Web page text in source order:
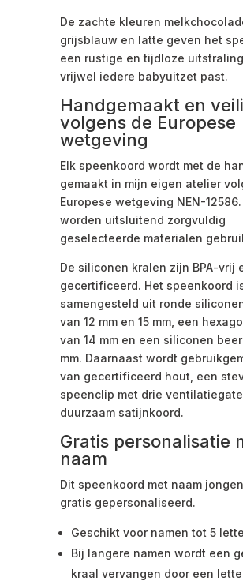
De zachte kleuren
grijsblauw en latte geven het
een rustige en tijdloze
vrijwel iedere babyuitzet past.
Handgemaakt en
volgens de Europese
wetgeving
Elk speenkoord wordt met de
gemaakt in mijn eigen atelier
Europese wetgeving NEN-
worden uitsluitend zorgvuldig
geselecteerde materialen
De siliconen kralen zijn BPA-vrij
gecertificeerd. Het speenkoord
samengesteld uit ronde
van 12 mm en 15 mm, een
van 14 mm en een siliconen beer
mm. Daarnaast wordt
van gecertificeerd hout, een
speenclip met drie
duurzaam satijnkoord.
Gratis personalisatie
naam
Dit speenkoord met naam
gratis gepersonaliseerd.
Geschikt voor namen tot 5
Bij langere namen wordt een
kraal vervangen door een